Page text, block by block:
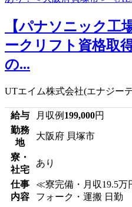
【パナソニック工
ークリフト資格取
の...
UTエイム株式会社(エナジー
給与 月収例 199,000円
勤務
地
大阪府 貝塚市
寮・
社宅
あり
仕事
内容
≪寮完備・月収19.5
フォーク・運搬 日勤